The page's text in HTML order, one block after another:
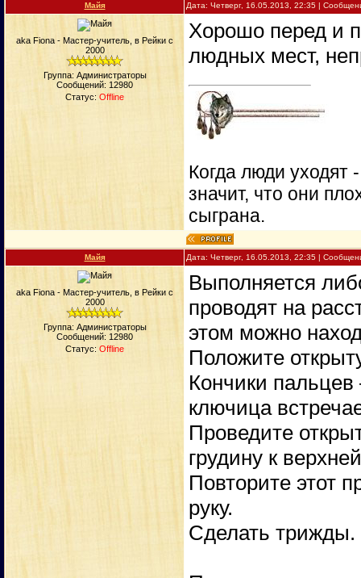
Майя Дата: Четверг, 16.05.2013, 22:35 |
aka Fiona - Мастер-учитель, в Рейки с
2000
Группа: Администраторы
Сообщений: 12980
Статус: Offline
Хорошо перед и
людных мест,
Когда люди уходят
значит, что они
сыграна.
Майя Дата: Четверг, 16.05.2013, 22:35 |
aka Fiona - Мастер-учитель, в Рейки с
2000
Группа: Администраторы
Сообщений: 12980
Статус: Offline
Выполняется
проводят на
этом можно
Положите
Кончики
ключица
Проведите
грудину к
Повторите этот
руку.
Сделать трижды.